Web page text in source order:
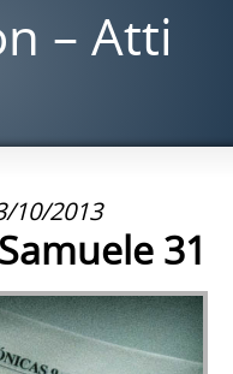
– Atti
10/2013
31